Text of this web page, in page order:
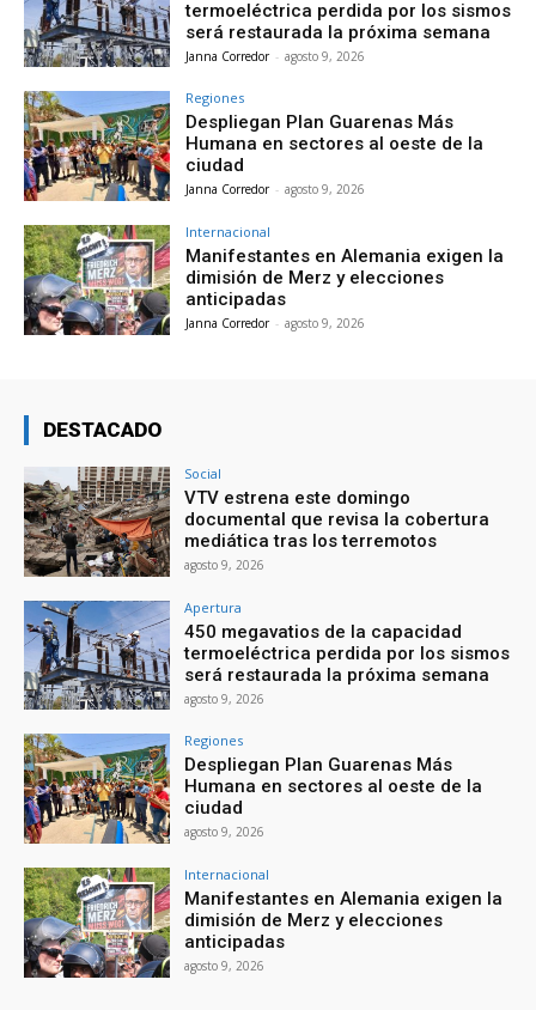
termoeléctrica perdida por los sismos
será restaurada la próxima semana
Janna Corredor - agosto 9, 2026
Regiones
Despliegan Plan Guarenas Más
Humana en sectores al oeste de la
ciudad
Janna Corredor - agosto 9, 2026
Internacional
Manifestantes en Alemania exigen la
dimisión de Merz y elecciones
anticipadas
Janna Corredor - agosto 9, 2026
DESTACADO
Social
VTV estrena este domingo
documental que revisa la cobertura
mediática tras los terremotos
agosto 9, 2026
Apertura
450 megavatios de la capacidad
termoeléctrica perdida por los sismos
será restaurada la próxima semana
agosto 9, 2026
Regiones
Despliegan Plan Guarenas Más
Humana en sectores al oeste de la
ciudad
agosto 9, 2026
Internacional
Manifestantes en Alemania exigen la
dimisión de Merz y elecciones
anticipadas
agosto 9, 2026